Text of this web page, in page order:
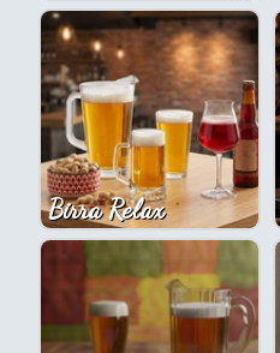
Birra Relax